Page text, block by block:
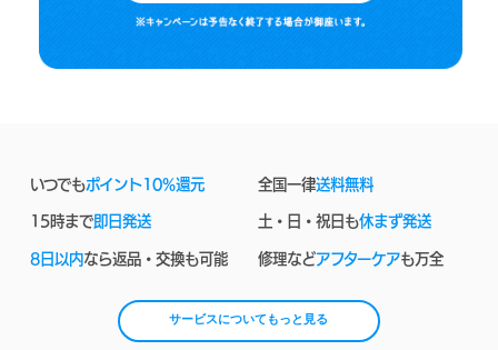
いつでもポイント10%還元 全国一律送料無料
15時まで即日発送 土・日・祝日も休まず発送
8日以内なら返品・交換も可能 修理などアフターケアも万全
サービスについてもっと見る